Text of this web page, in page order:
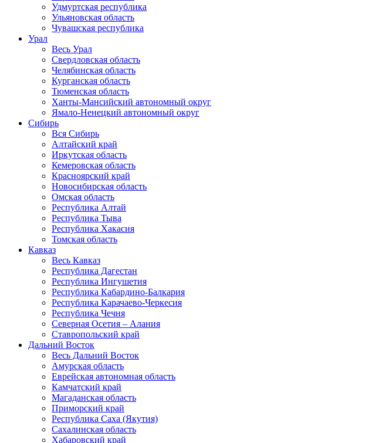
Удмуртская республика
Ульяновская область
Чувашская республика
Урал
Весь Урал
Свердловская область
Челябинская область
Курганская область
Тюменская область
Ханты-Мансийский автономный округ
Ямало-Ненецкий автономный округ
Сибирь
Вся Сибирь
Алтайский край
Иркутская область
Кемеровская область
Красноярский край
Новосибирская область
Омская область
Республика Алтай
Республика Тыва
Республика Хакасия
Томская область
Кавказ
Весь Кавказ
Республика Дагестан
Республика Ингушетия
Республика Кабардино-Балкария
Республика Карачаево-Черкесия
Республика Чечня
Северная Осетия – Алания
Ставропольский край
Дальний Восток
Весь Дальний Восток
Амурская область
Еврейская автономная область
Камчатский край
Магаданская область
Приморский край
Республика Саха (Якутия)
Сахалинская область
Хабаровский край